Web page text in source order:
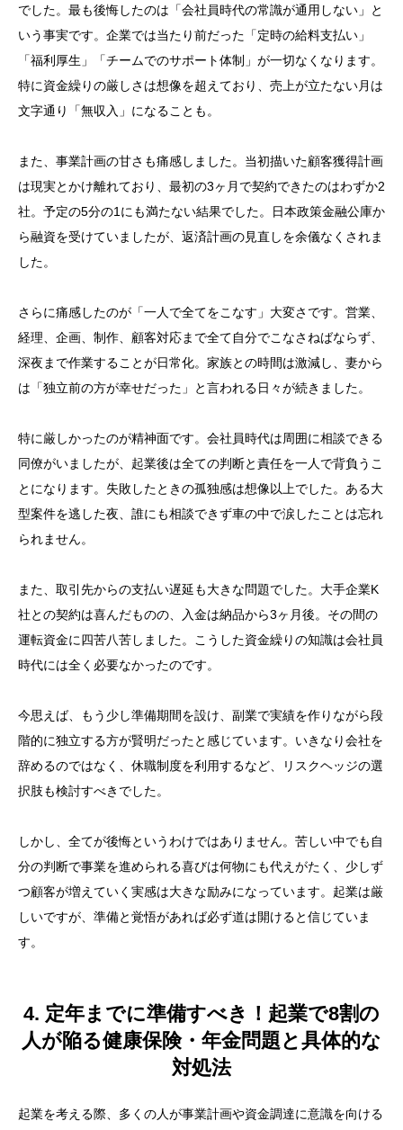
でした。最も後悔したのは「会社員時代の常識が通用しない」と
いう事実です。企業では当たり前だった「定時の給料支払い」
「福利厚生」「チームでのサポート体制」が一切なくなります。
特に資金繰りの厳しさは想像を超えており、売上が立たない月は
文字通り「無収入」になることも。
また、事業計画の甘さも痛感しました。当初描いた顧客獲得計画
は現実とかけ離れており、最初の3ヶ月で契約できたのはわずか2
社。予定の5分の1にも満たない結果でした。日本政策金融公庫か
ら融資を受けていましたが、返済計画の見直しを余儀なくされま
した。
さらに痛感したのが「一人で全てをこなす」大変さです。営業、
経理、企画、制作、顧客対応まで全て自分でこなさねばならず、
深夜まで作業することが日常化。家族との時間は激減し、妻から
は「独立前の方が幸せだった」と言われる日々が続きました。
特に厳しかったのが精神面です。会社員時代は周囲に相談できる
同僚がいましたが、起業後は全ての判断と責任を一人で背負うこ
とになります。失敗したときの孤独感は想像以上でした。ある大
型案件を逃した夜、誰にも相談できず車の中で涙したことは忘れ
られません。
また、取引先からの支払い遅延も大きな問題でした。大手企業K
社との契約は喜んだものの、入金は納品から3ヶ月後。その間の
運転資金に四苦八苦しました。こうした資金繰りの知識は会社員
時代には全く必要なかったのです。
今思えば、もう少し準備期間を設け、副業で実績を作りながら段
階的に独立する方が賢明だったと感じています。いきなり会社を
辞めるのではなく、休職制度を利用するなど、リスクヘッジの選
択肢も検討すべきでした。
しかし、全てが後悔というわけではありません。苦しい中でも自
分の判断で事業を進められる喜びは何物にも代えがたく、少しず
つ顧客が増えていく実感は大きな励みになっています。起業は厳
しいですが、準備と覚悟があれば必ず道は開けると信じていま
す。
4. 定年までに準備すべき！起業で8割の
人が陥る健康保険・年金問題と具体的な
対処法
起業を考える際、多くの人が事業計画や資金調達に意識を向ける